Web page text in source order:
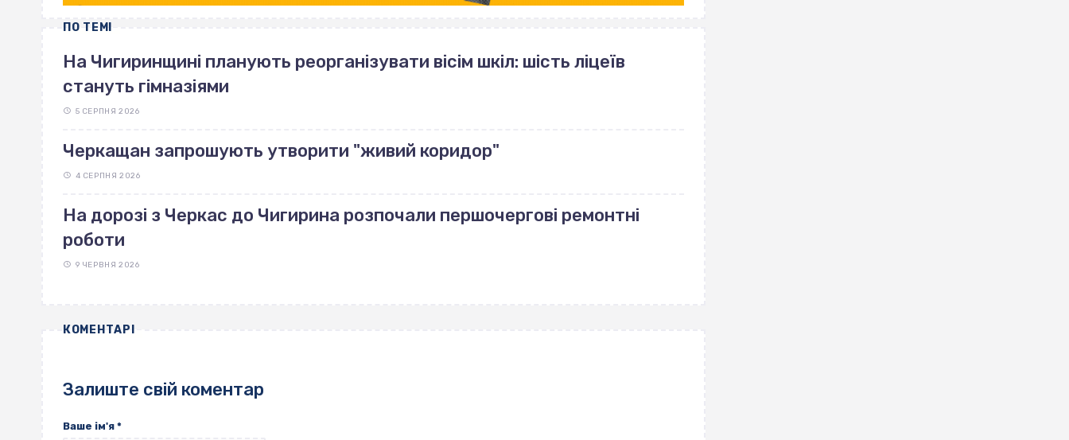
ПО ТЕМІ
На Чигиринщині планують реорганізувати вісім шкіл: шість ліцеїв
стануть гімназіями
5 СЕРПНЯ 2026
Черкащан запрошують утворити "живий коридор"
4 СЕРПНЯ 2026
На дорозі з Черкас до Чигирина розпочали першочергові ремонтні
роботи
9 ЧЕРВНЯ 2026
КОМЕНТАРІ
Залиште свій коментар
Ваше ім'я *